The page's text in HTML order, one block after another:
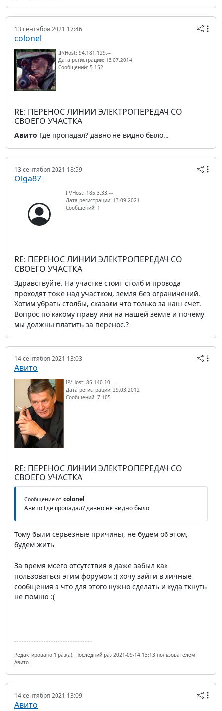
13 сентября 2021 17:46
colonel
IP/Host: 94.181.129.---
Дата регистрации: 13.07.2014
Сообщений: 5 152
RE: ПЕРЕНОС ЛИНИИ ЭЛЕКТРОПЕРЕДАЧ СО
СВОЕГО УЧАСТКА
Авито Где пропадал? давно не видно было...
13 сентября 2021 18:59
Olga87
IP/Host: 185.3.33.---
Дата регистрации: 13.09.2021
Сообщений: 1
RE: ПЕРЕНОС ЛИНИИ ЭЛЕКТРОПЕРЕДАЧ СО
СВОЕГО УЧАСТКА
Здравствуйте. На участке стоит столб и провода
проходят тоже над участком, земля без ограничений.
Хотим убрать столбы, сказали что только за наш счёт.
Вопрос по какому праву ини на нашей земле и почему
мы должны платить за перенос.?
14 сентября 2021 13:03
Авито
IP/Host: 85.140.10.---
Дата регистрации: 29.03.2012
Сообщений: 7 105
RE: ПЕРЕНОС ЛИНИИ ЭЛЕКТРОПЕРЕДАЧ СО
СВОЕГО УЧАСТКА
Сообщение от colonel
Авито Где пропадал? давно не видно было
Тому были серьезные причины, не будем об этом,
будем жить
За время моего отсутствия я даже забыл как
пользоваться этим форумом :( хочу зайти в личные
сообщения а что для этого нужно сделать и куда ткнуть
не помню :(
Редактировано 1 раз(а). Последний раз 2021-09-14 13:13 пользователем
Авито.
14 сентября 2021 13:09
Авито